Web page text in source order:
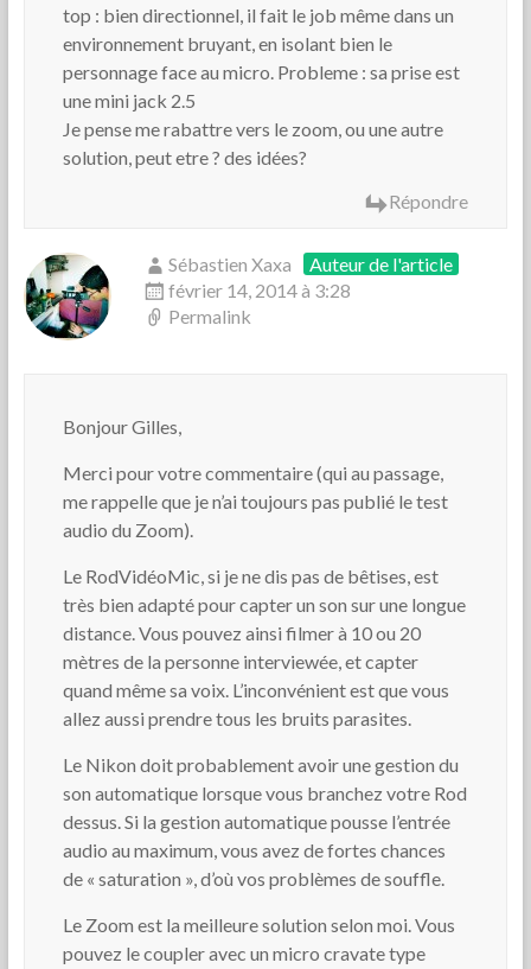
top : bien directionnel, il fait le job même dans un
environnement bruyant, en isolant bien le
personnage face au micro. Probleme : sa prise est
une mini jack 2.5
Je pense me rabattre vers le zoom, ou une autre
solution, peut etre ? des idées?
Répondre
Sébastien Xaxa
Auteur de l'article
février 14, 2014 à 3:28
Permalink
Bonjour Gilles,
Merci pour votre commentaire (qui au passage,
me rappelle que je n’ai toujours pas publié le test
audio du Zoom).
Le RodVidéoMic, si je ne dis pas de bêtises, est
très bien adapté pour capter un son sur une longue
distance. Vous pouvez ainsi filmer à 10 ou 20
mètres de la personne interviewée, et capter
quand même sa voix. L’inconvénient est que vous
allez aussi prendre tous les bruits parasites.
Le Nikon doit probablement avoir une gestion du
son automatique lorsque vous branchez votre Rod
dessus. Si la gestion automatique pousse l’entrée
audio au maximum, vous avez de fortes chances
de « saturation », d’où vos problèmes de souffle.
Le Zoom est la meilleure solution selon moi. Vous
pouvez le coupler avec un micro cravate type